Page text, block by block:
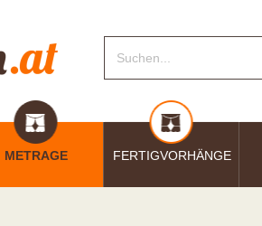
METRAGE FERTIGVORHÄNGE